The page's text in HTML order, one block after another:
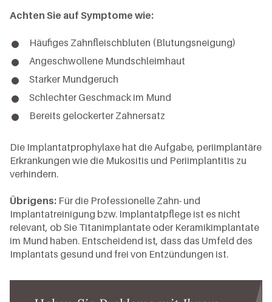
Achten Sie auf Symptome wie:
Häufiges Zahnfleischbluten (Blutungsneigung)
Angeschwollene Mundschleimhaut
Starker Mundgeruch
Schlechter Geschmack im Mund
Bereits gelockerter Zahnersatz
Die Implantatprophylaxe hat die Aufgabe, periimplantäre
Erkrankungen wie die Mukositis und Periimplantitis zu
verhindern.
Übrigens: Für die Professionelle Zahn- und
Implantatreinigung bzw. Implantatpflege ist es nicht
relevant, ob Sie Titanimplantate oder Keramikimplantate
im Mund haben. Entscheidend ist, dass das Umfeld des
Implantats gesund und frei von Entzündungen ist.